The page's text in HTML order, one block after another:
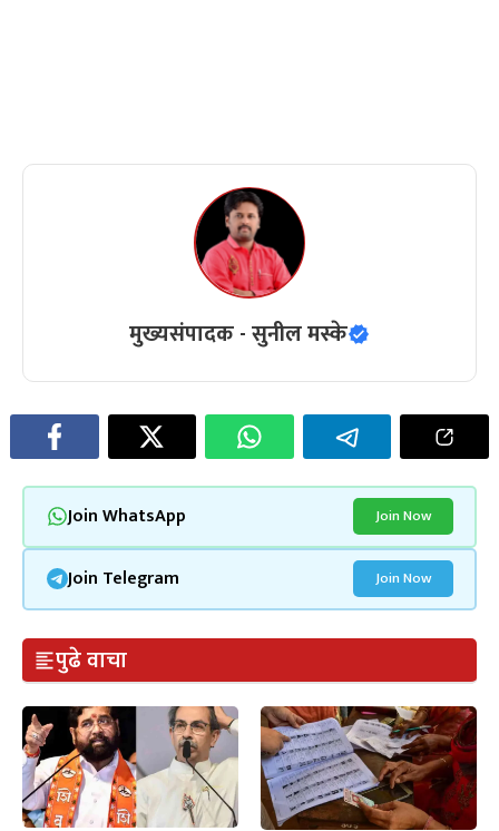
मुख्यसंपादक - सुनील मस्के
Join WhatsApp Join Now
Join Telegram Join Now
पुढे वाचा